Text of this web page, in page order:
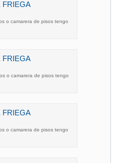
FRIEGA
o camarera de pisos tengo
FRIEGA
o camarera de pisos tengo
FRIEGA
o camarera de pisos tengo